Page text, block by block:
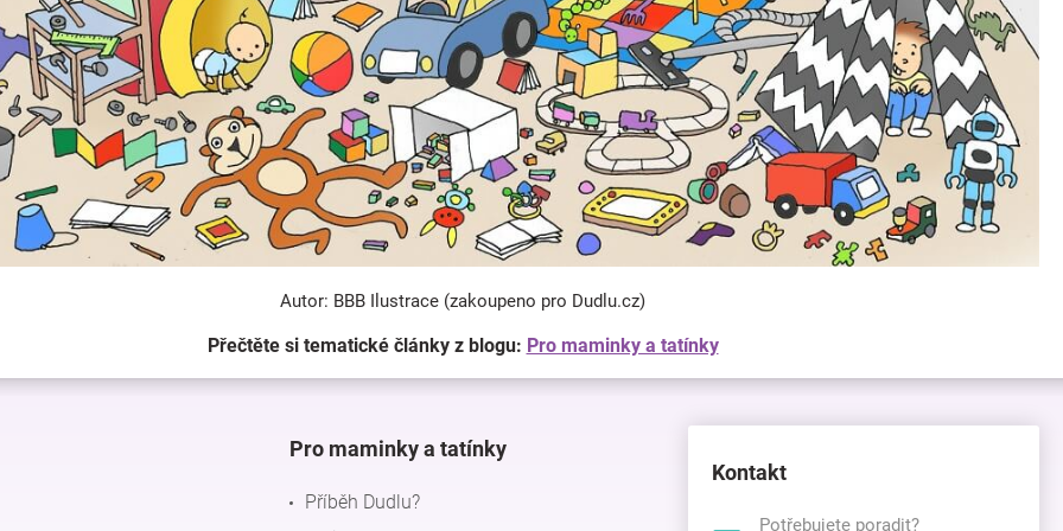
Autor: BBB Ilustrace (zakoupeno pro Dudlu.cz)
Přečtěte si tematické články z blogu: Pro maminky a tatínky
Pro maminky a tatínky
Příběh Dudlu?
Kontakt
Potřebujete poradit?